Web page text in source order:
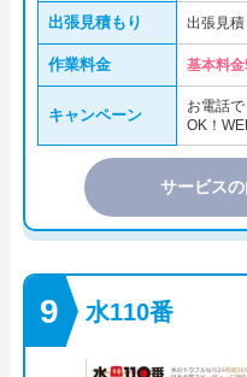
出張見積もり 出張見
作業料金 基本料
キャンペーン
お電話
OK！
サービス
水110番